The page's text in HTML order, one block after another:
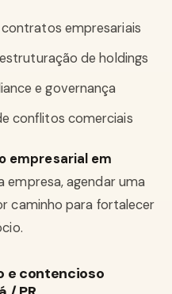
empresariais
de holdings
e governança
conflitos comerciais
empresarial em
empresa, agendar uma
caminho para fortalecer
e contencioso